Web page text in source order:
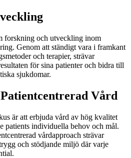
forskning och utveckling inom
Genom att ständigt vara i framkant
och terapier, strävar
för sina patienter och bidra till
sjukdomar.
Vård
är att erbjuda vård av hög kvalitet
patients individuella behov och mål.
vårdapproach strävar
och stödjande miljö där varje